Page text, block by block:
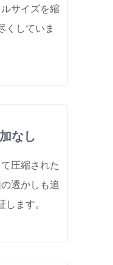
サイズを縮
くしていま
なし
圧縮された
透かしも追
ます。